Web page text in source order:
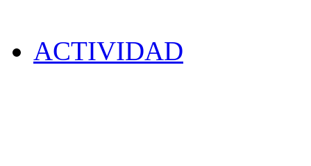
ACTIVIDAD